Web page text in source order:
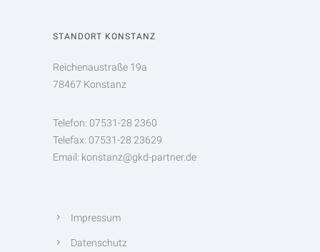
STANDORT KONSTANZ
Reichenaustraße 19a
78467 Konstanz
Telefon: 07531-28 2360
Telefax: 07531-28 23629
Email: konstanz@gkd-partner.de
Impressum
Datenschutz